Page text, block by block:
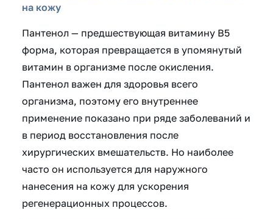
на кожу
Пантенол — предшествующая витамину В5
форма, которая превращается в упомянутый
витамин в организме после окисления.
Пантенол важен для здоровья всего
организма, поэтому его внутреннее
применение показано при ряде заболеваний и
в период восстановления после
хирургических вмешательств. Но наиболее
часто он используется для наружного
нанесения на кожу для ускорения
регенерационных процессов.